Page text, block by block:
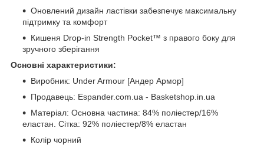
Оновлений дизайн ластівки забезпечує максимальну
підтримку та комфорт
Кишеня Drop-in Strength Pocket™ з правого боку для
зручного зберігання
Основні характеристики:
Виробник: Under Armour [Андер Армор]
Продавець: Espander.com.ua - Basketshop.in.ua
Матеріал: Основна частина: 84% поліестер/16%
еластан. Сітка: 92% поліестер/8% еластан
Колір чорний